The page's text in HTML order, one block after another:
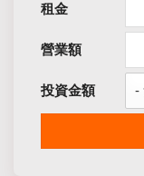
租金
營業額
投資金額